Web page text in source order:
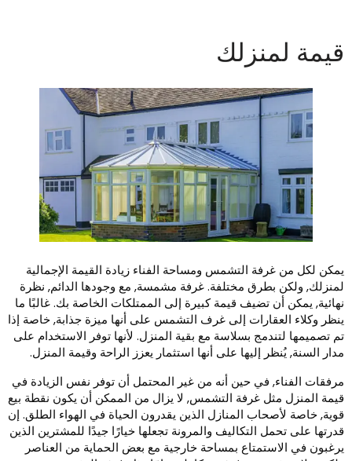
لمنزلك
لكل من غرفة التشمس ومساحة الفناء زيادة القيمة الإجمالية
ولكن بطرق مختلفة. غرفة مشمسة, مع وجودها الدائم, نظرة
يمكن أن تضيف قيمة كبيرة إلى الممتلكات الخاصة بك. غالبًا ما
وكلاء العقارات إلى غرف التشمس على أنها ميزة جذابة, خاصة إذا
تصميمها لتندمج بسلاسة مع بقية المنزل. لأنها توفر الاستخدام على
السنة, يُنظر إليها على أنها استثمار يعزز الراحة وقيمة المنزل.
الفناء, في حين أنه من غير المحتمل أن توفر نفس الزيادة في
المنزل مثل غرفة التشمس, لا يزال من الممكن أن يكون نقطة بيع
خاصة لأصحاب المنازل الذين يقدرون الحياة في الهواء الطلق. إن
على تحمل التكاليف والمرونة تجعلها خيارًا جيدًا للمشترين الذين
في الاستمتاع بمساحة خارجية مع بعض الحماية من العناصر